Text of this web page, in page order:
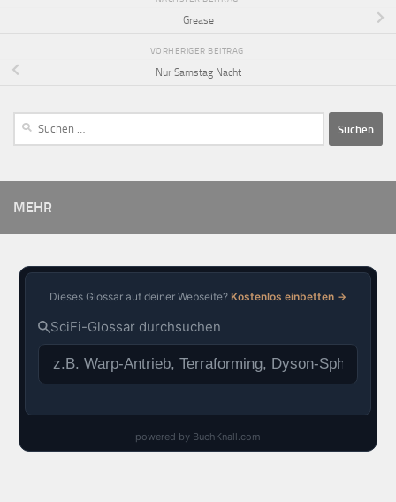
Grease
VORHERIGER BEITRAG
Nur Samstag Nacht
MEHR